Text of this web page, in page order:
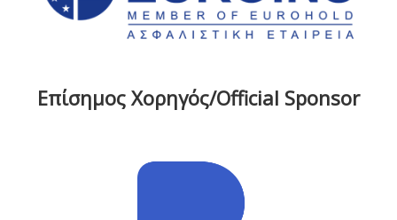
Επίσημος Χορηγός/Official Sponsor